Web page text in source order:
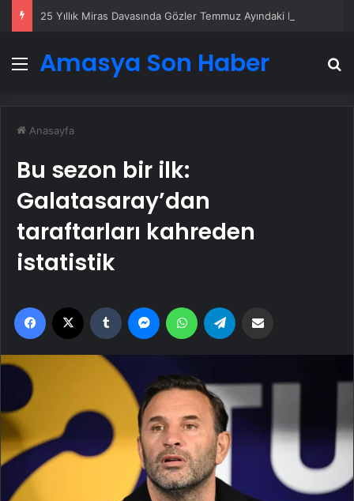
Menü
Amasya Son Haber
Anasayfa
Bu sezon bir ilk:
Galatasaray’dan
taraftarları kahreden
istatistik
Facebook Tumblr MessengerWhatsApp